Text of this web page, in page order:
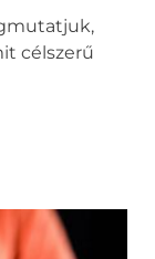
célszerű